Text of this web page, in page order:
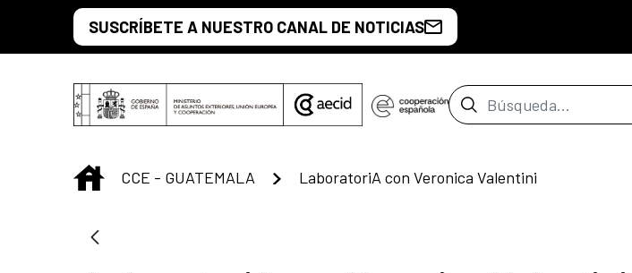
Saltar al contenido principal
SUSCRÍBETE A NUESTRO CANAL DE NOTICIAS
Barra de búsqueda
INICIO
CCE - GUATEMALA LaboratoriA con Veronica Valentini